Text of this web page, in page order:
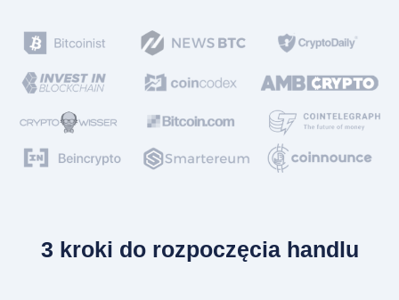
3 kroki do rozpoczęcia handlu